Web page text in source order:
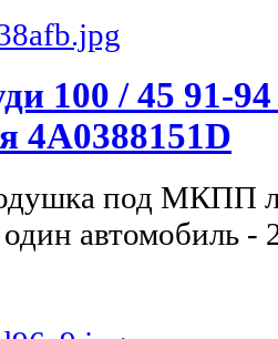
100 / 45 91-
4A0388151D
под МКПП
автомобиль -